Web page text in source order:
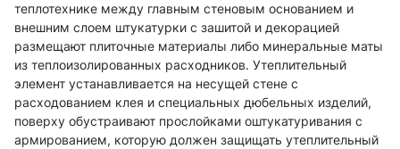
теплотехнике между главным стеновым основанием и
внешним слоем штукатурки с зашитой и декорацией
размещают плиточные материалы либо минеральные маты
из теплоизолированных расходников. Утеплительный
элемент устанавливается на несущей стене с
расходованием клея и специальных дюбельных изделий,
поверху обустраивают прослойками оштукатуривания с
армированием, которую должен защищать утеплительный